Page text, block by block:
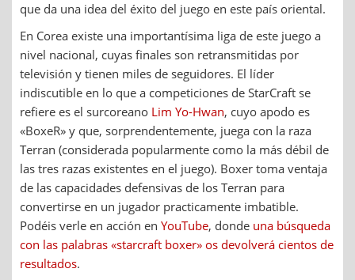
que da una idea del éxito del juego en este país oriental.
En Corea existe una importantísima liga de este juego a
nivel nacional, cuyas finales son retransmitidas por
televisión y tienen miles de seguidores. El líder
indiscutible en lo que a competiciones de StarCraft se
refiere es el surcoreano Lim Yo-Hwan, cuyo apodo es
«BoxeR» y que, sorprendentemente, juega con la raza
Terran (considerada popularmente como la más débil de
las tres razas existentes en el juego). Boxer toma ventaja
de las capacidades defensivas de los Terran para
convertirse en un jugador practicamente imbatible.
Podéis verle en acción en YouTube, donde una búsqueda
con las palabras «starcraft boxer» os devolverá cientos de
resultados.